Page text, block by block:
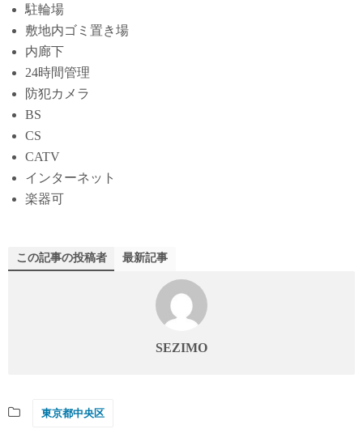
駐輪場
敷地内ゴミ置き場
内廊下
24時間管理
防犯カメラ
BS
CS
CATV
インターネット
楽器可
この記事の投稿者 最新記事
SEZIMO
東京都中央区